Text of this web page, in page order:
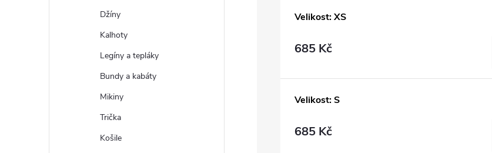
Džíny
Kalhoty
Legíny a tepláky
Bundy a kabáty
Mikiny
Trička
Košile
Velikost: XS
685 Kč
Velikost: S
685 Kč